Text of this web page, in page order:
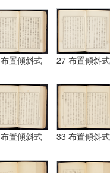
置傾斜式 27 布置傾斜式
置傾斜式 33 布置傾斜式